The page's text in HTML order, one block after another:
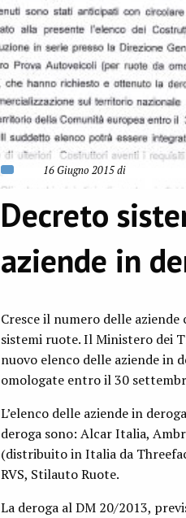
16 Giugno 2015 di
Decreto
aziende in
Cresce il numero delle
sistemi ruote. Il Ministero dei
nuovo elenco delle aziende in
omologate entro il 30
L’elenco delle aziende in
deroga sono: Alcar Italia,
(distribuito in Italia da
RVS, Stilauto Ruote.
La deroga al DM 20/2013,